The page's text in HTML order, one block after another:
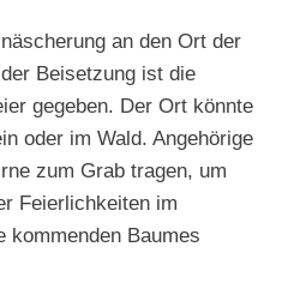
an den Ort der
Beisetzung ist die
gegeben. Der Ort könnte
oder im Wald. Angehörige
zum Grab tragen, um
Feierlichkeiten im
kommenden Baumes